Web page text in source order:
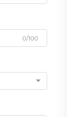
0/100